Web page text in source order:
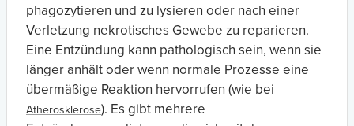
phagozytieren und zu lysieren oder nach einer
Verletzung nekrotisches Gewebe zu reparieren.
Eine Entzündung kann pathologisch sein, wenn sie
länger anhält oder wenn normale Prozesse eine
übermäßige Reaktion hervorrufen (wie bei
Atherosklerose). Es gibt mehrere